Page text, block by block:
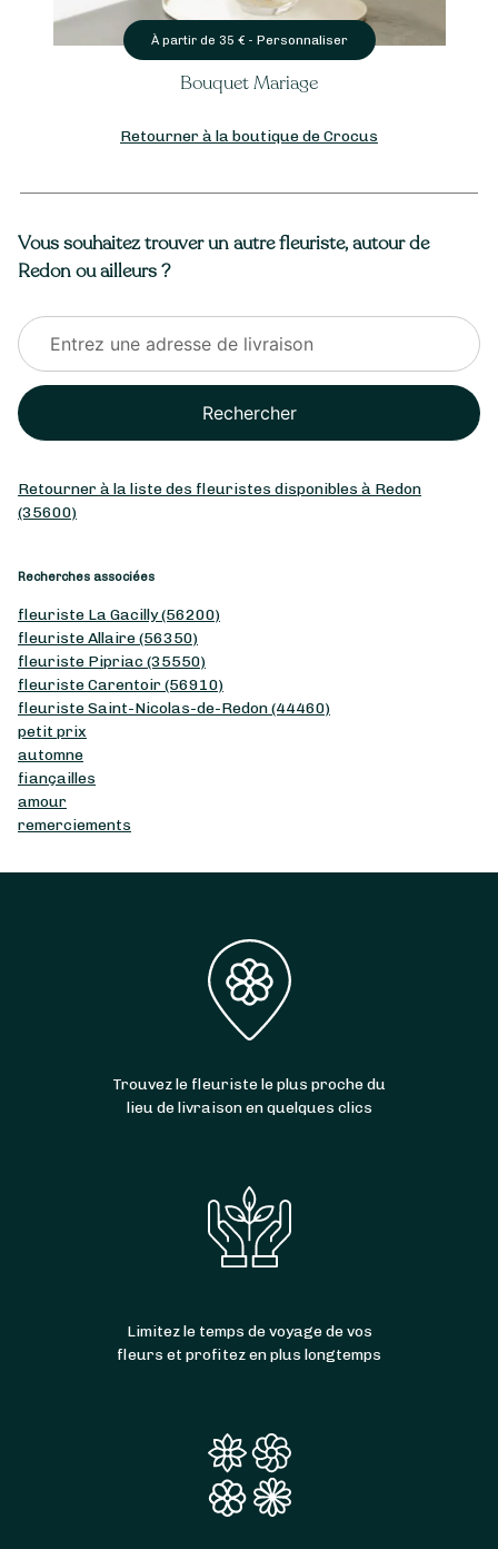
À partir de 35 € - Personnaliser
Bouquet Mariage
Retourner à la boutique de Crocus
Vous souhaitez trouver un autre fleuriste, autour de
Redon ou ailleurs ?
Rechercher
Retourner à la liste des fleuristes disponibles à Redon
(35600)
Recherches associées
fleuriste La Gacilly (56200)
fleuriste Allaire (56350)
fleuriste Pipriac (35550)
fleuriste Carentoir (56910)
fleuriste Saint-Nicolas-de-Redon (44460)
petit prix
automne
fiançailles
amour
remerciements
Trouvez le fleuriste le plus proche du
lieu de livraison en quelques clics
Limitez le temps de voyage de vos
fleurs et profitez en plus longtemps